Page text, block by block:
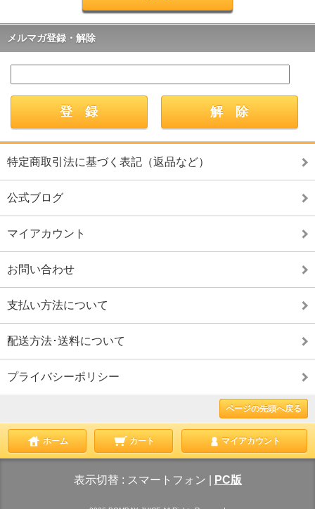
メルマガ登録・解除
特定商取引法に基づく表記（返品など）
公式ブログ
マイアカウント
お問い合わせ
支払い方法について
配送方法･送料について
プライバシーポリシー
ページの先頭へ戻る
ホーム カート マイアカウント
表示切替 : スマートフォン PC版